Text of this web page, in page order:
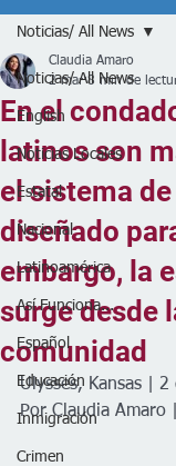
Noticias/ All News
English
Noticias Locales
Estatal
Nacional
Latinoamérica
Así Funciona...
Español
Educación
Inmigración
Crimen
Noticias/ All News
En el
latinos son
el sistema
diseñado
embargo, la
surge desde
comunidad
Claudia Amaro
2 mar 8 min de
Ulysses, Kansas |
Por Claudia Amaro